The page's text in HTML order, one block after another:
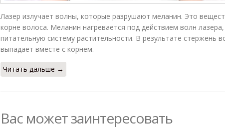
Лазер излучает волны, которые разрушают меланин. Это
корне волоса. Меланин нагревается под действием волн
питательную систему растительности. В результате стержень
выпадает вместе с корнем.
Читать дальше →
Вас может заинтересовать